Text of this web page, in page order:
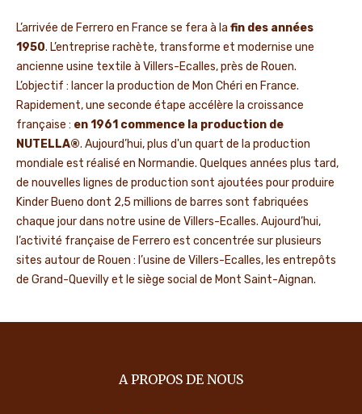
L’arrivée de Ferrero en France se fera à la fin des années
1950. L’entreprise rachète, transforme et modernise une
ancienne usine textile à Villers-Ecalles, près de Rouen.
L’objectif : lancer la production de Mon Chéri en France.
Rapidement, une seconde étape accélère la croissance
française : en 1961 commence la production de
NUTELLA®. Aujourd’hui, plus d'un quart de la production
mondiale est réalisé en Normandie. Quelques années plus tard,
de nouvelles lignes de production sont ajoutées pour produire
Kinder Bueno dont 2,5 millions de barres sont fabriquées
chaque jour dans notre usine de Villers-Ecalles. Aujourd’hui,
l’activité française de Ferrero est concentrée sur plusieurs
sites autour de Rouen : l’usine de Villers-Ecalles, les entrepôts
de Grand-Quevilly et le siège social de Mont Saint-Aignan.
A PROPOS DE NOUS